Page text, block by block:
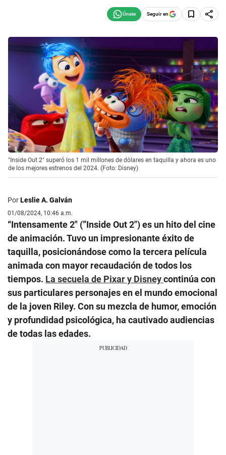
Seguir en
"Inside Out 2" superó los 1 mil millones de dólares en taquilla y ahora es uno
de los mejores estrenos del 2024. (Foto: Disney)
PorLeslie A. Galván
01/08/2024, 10:46 a.m.
“Intensamente 2″ (”Inside Out 2″) es un hito del cine
de animación. Tuvo un impresionante éxito de
taquilla, posicionándose como la tercera película
animada con mayor recaudación de todos los
tiempos. La secuela de Pixar y Disneycontinúa con
sus particulares personajes en el mundo emocional
de la joven Riley. Con su mezcla de humor, emoción
y profundidad psicológica, ha cautivado audiencias
de todas las edades.